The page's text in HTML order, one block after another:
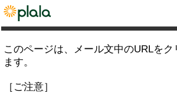
このページは、メール文中のURLを
ます。
［ご注意］